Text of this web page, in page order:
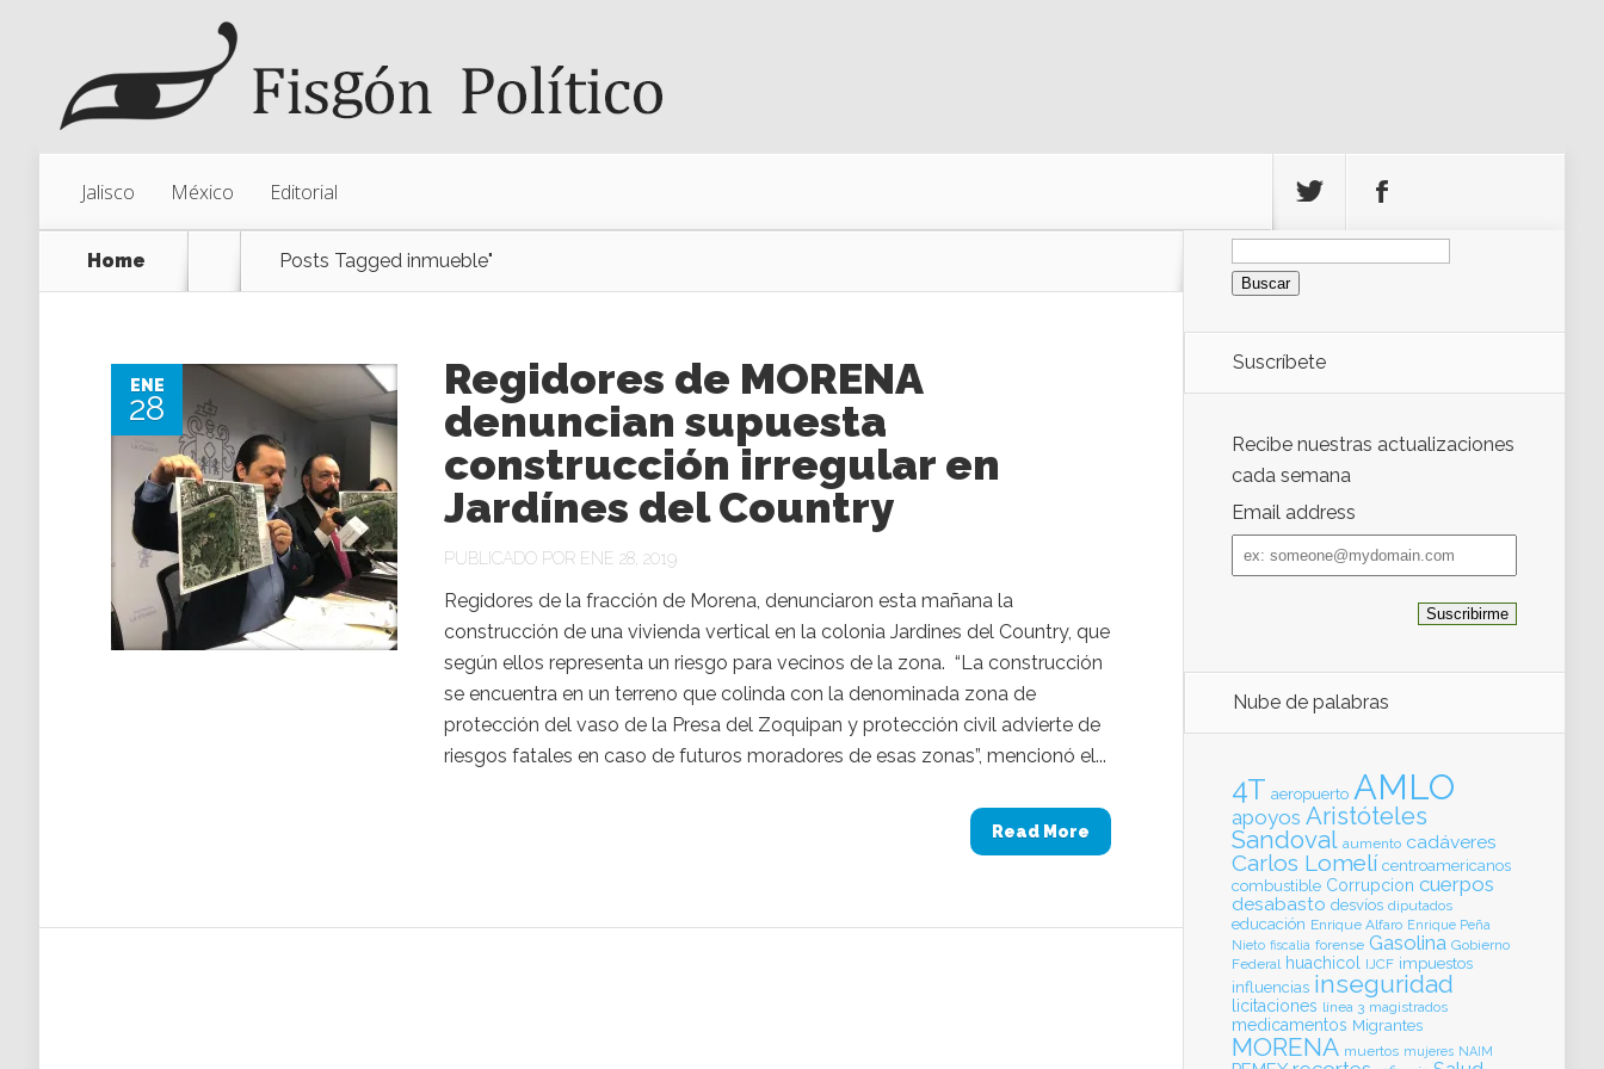
Jalisco México Editorial
Home Posts Tagged inmueble"
ENE
28
Regidores de MORENA
denuncian supuesta
construcción irregular en
Jardínes del Country
PUBLICADO POR ENE 28, 2019
Regidores de la fracción de Morena, denunciaron esta mañana la
construcción de una vivienda vertical en la colonia Jardines del Country, que
según ellos representa un riesgo para vecinos de la zona. “La construcción
se encuentra en un terreno que colinda con la denominada zona de
protección del vaso de la Presa del Zoquipan y protección civil advierte de
riesgos fatales en caso de futuros moradores de esas zonas”, mencionó el...
Read More
Buscar:
Suscríbete
Recibe nuestras actualizaciones
cada semana
Email address
Email
address
Nube de palabras
4T aeropuerto AMLO
apoyos Aristóteles
Sandoval aumento cadáveres
Carlos Lomelí centroamericanos
combustible Corrupcion cuerpos
desabasto desvíos diputados
educación Enrique Alfaro Enrique Peña
Nieto fiscalia forense Gasolina Gobierno
Federal huachicol IJCF impuestos
influencias inseguridad
licitaciones línea 3 magistrados
medicamentos Migrantes
MORENA muertos mujeres NAIM